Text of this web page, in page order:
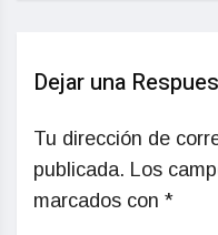
Dejar una
Tu dirección de
publicada. Los
marcados con *